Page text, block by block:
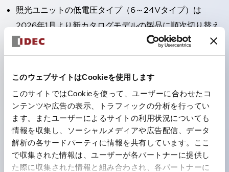
このウェブサイトはCookieを使用します
このサイトではCookieを使って、ユーザーに合わせたコ
ンテンツや広告の表示、トラフィックの分析を行ってい
ます。またユーザーによるサイトの利用状況についても
情報を収集し、ソーシャルメディアや広告配信、データ
解析の各サードパーティに情報を共有しています。ここ
で収集された情報は、ユーザーが各パートナーに提供し
た際に収集された情報と組み合わされ、各パートナーに
照光ユニットの低電圧タイプ（6～24Vタイプ）は
2026年1月より新カタログモデルの製品に順次切り替え
予定
高電圧タイプのLED球が搭載可能になり、ダイレクト
タイプの定格使用電圧が最大240Vまで対応可能になり
丸形圧着端子の配線工数を大幅に削減。（パイロットラ
イトのダイレクトタイプを除く）
ひとつで6色の役をこなすLED球（LSRD球）。これま
で色ごとに分かれていたLED球を、1色のLED球で各色
を表現できるようにしました。